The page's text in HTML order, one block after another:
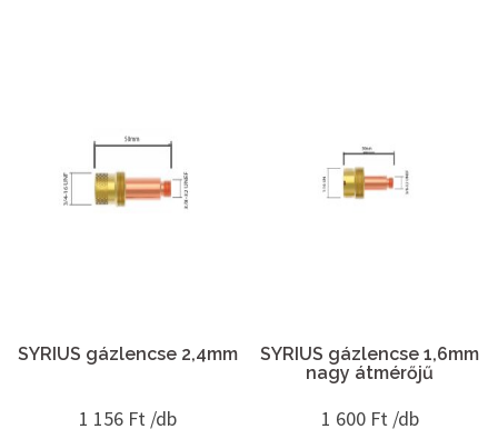
SYRIUS gázlencse 2,4mm
1 156 Ft /db
SYRIUS gázlencse 1,6mm
nagy átmérőjű
1 600 Ft /db